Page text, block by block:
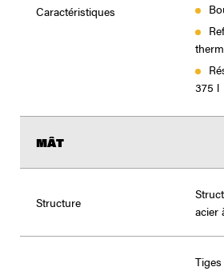
Caractéristiques
375 l
MÂT
Structure
acier